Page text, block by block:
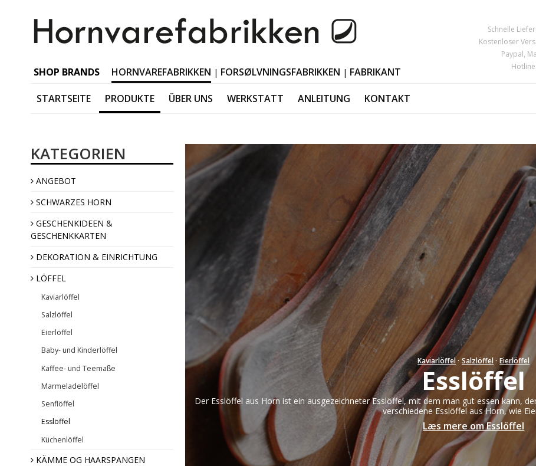
SHOP BRANDS HORNVAREFABRIKKEN | FORSØLVNINGSFABRIKKEN | FABRIKANT
Schnelle
Kostenloser
Paypal,
STARTSEITE PRODUKTE
Schwarzes Horn Accessories
Schwarzes Horn Jewellery
Schwarzes Horn Interior
MUTTERTAG
Black Friday
Valentinstag
Polierte Hörner
Haarspangen
Hornkämme
Salatsets: 15 biz 22 cm
Salatsets: 23 biz 27 cm
Armband
Halsschmuck
Ohrringe
Männer
Goldteile &
Ziernadeln
Broschen
ÜBER UNS WERKSTATT ANLEITUNG KONTAKT
KATEGORIEN
ANGEBOT
SCHWARZES HORN
GESCHENKIDEEN &
GESCHENKKARTEN
DEKORATION & EINRICHTUNG
LÖFFEL
Kaviarlöffel
Salzlöffel
Eierlöffel
Baby- und Kinderlöffel
Kaffee- und Teemaße
Marmeladelöffel
Senflöffel
Esslöffel
Küchenlöffel
KÄMME OG HAARSPANGEN
Kaviarlöffel· Salzlöffel· Eierlöffel
Esslöffel
Der Esslöffel aus Horn ist ein ausgezeichneter Esslöffel, mit dem man gut essen kann,
verschiedene Esslöffel aus Horn, wie
Læs mere om Esslöffel